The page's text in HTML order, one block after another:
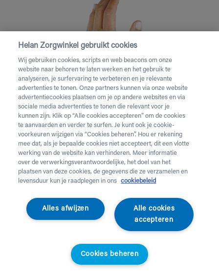
DonJoy
Bandage pols links
Donjoy Manulax - Links
Helan Zorgwinkel gebruikt cookies
Wij gebruiken cookies, scripts en web beacons om onze
website naar behoren te laten werken en het gebruik te
analyseren, je surfervaring te verbeteren en je relevante
advertenties te tonen. Onze partners kunnen via onze website
advertentiecookies plaatsen om je op andere websites en via
sociale media advertenties te tonen die relevant voor je
kunnen zijn. Klik op “Alle cookies accepteren” om de cookies
te aanvaarden en verder te surfen. Je kunt ook je cookie-
voorkeuren wijzigen via “Cookies beheren”. Hou er rekening
mee dat, als je bepaalde cookies niet accepteert, dit een vlotte
werking van de website kan verhinderen. Meer informatie
over de verwerkingsverantwoordelijke, het doel van het
plaatsen van deze cookies, de gegevens die ze verzamelen en
levensduur kun je raadplegen in ons
cookiebeleid
Alle cookies
accepteren
Alles afwijzen
Cookies beheren